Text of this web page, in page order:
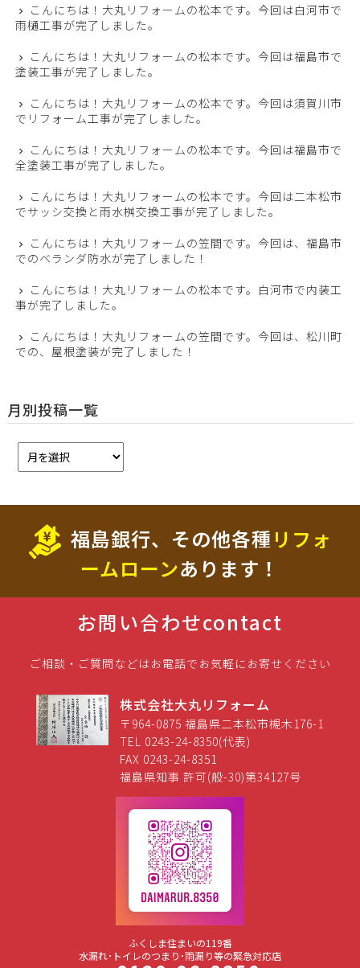
こんにちは！大丸リフォームの松本です。今回は白河市で
雨樋工事が完了しました。
こんにちは！大丸リフォームの松本です。今回は福島市で
塗装工事が完了しました。
こんにちは！大丸リフォームの松本です。今回は須賀川市
でリフォーム工事が完了しました。
こんにちは！大丸リフォームの松本です。今回は福島市で
全塗装工事が完了しました。
こんにちは！大丸リフォームの松本です。今回は二本松市
でサッシ交換と雨水桝交換工事が完了しました。
こんにちは！大丸リフォームの笠間です。今回は、福島市
でのベランダ防水が完了しました！
こんにちは！大丸リフォームの松本です。白河市で内装工
事が完了しました。
こんにちは！大丸リフォームの笠間です。今回は、松川町
での、屋根塗装が完了しました！
月別投稿一覧
福島銀行、その他各種 リフォ
ームローンあります！
お問い合わせcontact
ご相談・ご質問などはお電話でお気軽にお寄せください
株式会社大丸リフォーム
〒964-0875 福島県二本松市槻木176-1
TEL 0243-24-8350(代表)
FAX 0243-24-8351
福島県知事 許可(般-30)第34127号
ふくしま住まいの119番
水漏れ･トイレのつまり･雨漏り等の緊急対応店